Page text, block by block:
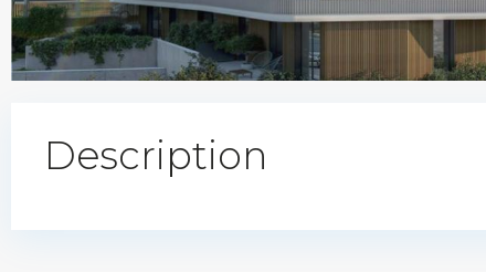
Description